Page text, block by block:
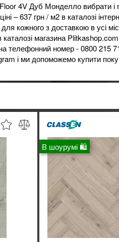
4V Дуб Монделло вибрати і
– 637 грн / м2 в каталозі
кожного з доставкою в усі
каталозі магазина
телефонний номер - 0800 215
і ми допоможемо купити
В шоурумі 🛍